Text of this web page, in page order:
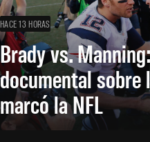
HACE 13 HORAS
Brady vs.
documental sobre
marcó la NFL